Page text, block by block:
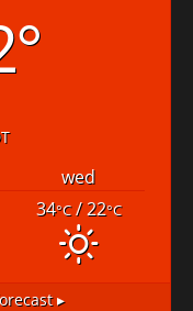
wed
34°C/ 22°C
▸